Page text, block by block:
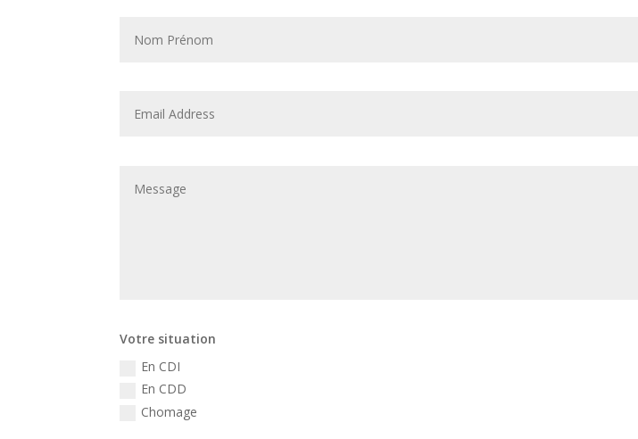
Votre situation
En CDI
En CDD
Chomage